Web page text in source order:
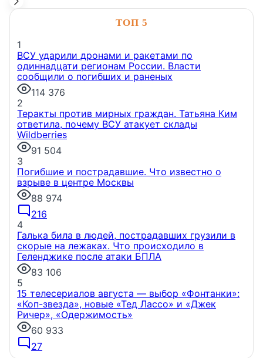
НОВОСТИ КОМПАНИЙ
ГЭС, марки, искусство и ВВП: в ГК «ПСК»
рассказали об истории Дня строителя2026-й —
юбилейный год профессионального праздника
строителей. 9 августа 2026 года День строителя
будет отмечаться в 70-й раз. В ГК «ПСК»
напомнили о том, как появился праздник и как
поменялась роль строительства.
7 августа, 16:20
НОВОСТИ КОМПАНИЙ
На водоёмах Ленобласти заработали новые
базовые станции МегаФона
Инженеры МегаФона
установили телеком-оборудование на популярных
водоёмах Ленинградской области. Базовые
станции вблизи Лемболовского и Раздолинского
озёр, а также недалеко от Большого Тосненского
водопада.
7 августа, 14:59
ТОП 5
1
ВСУ ударили дронами и ракетами по
одиннадцати регионам России. Власти
сообщили о погибших и раненых
114 376
2
Теракты против мирных граждан. Татьяна Ким
ответила, почему ВСУ атакует склады
Wildberries
91 504
3
Погибшие и пострадавшие. Что известно о
взрыве в центре Москвы
88 974
216
4
Галька била в людей, пострадавших грузили в
скорые на лежаках. Что происходило в
Геленджике после атаки БПЛА
83 106
5
15 телесериалов августа — выбор «Фонтанки»:
«Коп-звезда», новые «Тед Лассо» и «Джек
Ричер», «Одержимость»
60 933
27